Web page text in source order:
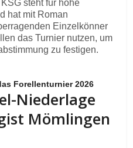
steht für hohe
hat mit Roman
Einzelkönner
das Turnier nutzen, um
zu festigen.
Forellenturnier 2026
Niederlage
Mömlingen